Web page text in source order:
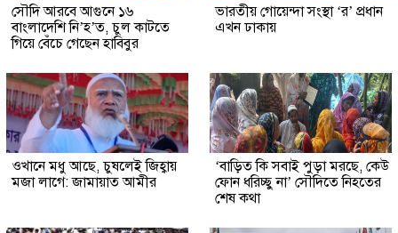
সৌদি আরবে আগুনে ১৬
বাংলাদেশি নি’হ’ত, চুল কাটতে
গিয়ে বেঁচে গেছেন হাবিবুর
ভারতীয় গোয়েন্দা সংস্থা ‘র’ প্রধান
এখন ঢাকায়
ওখানে মধু আছে, চুষলেই জিহ্বায়
মজা লাগে: জামায়াত আমীর
‘বাড়িত কি সবাই পুড়া মরছে, কেউ
ফোন ধরিচ্ছু না’ সৌদিতে নিহতের
শেষ কথা